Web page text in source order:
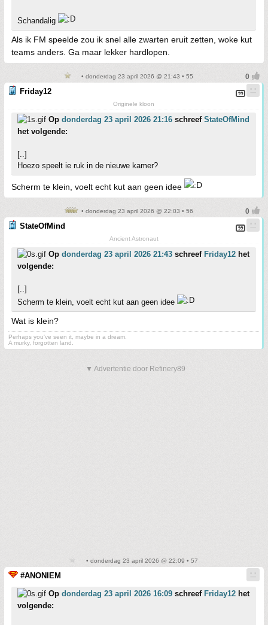
Schandalig
Als ik FM speelde zou ik snel alle zwarten eruit zetten, woke kut
teams anders. Ga maar lekker hardlopen.
• donderdag 23 april 2026 @ 21:43 • 55
Friday12
Originele kloon
Op donderdag 23 april 2026 21:16 schreef StateOfMind
het volgende:
[..]
Hoezo speelt ie ruk in de nieuwe kamer?
Scherm te klein, voelt echt kut aan geen idee
• donderdag 23 april 2026 @ 22:03 • 56
StateOfMind
Ancient Astronaut
Op donderdag 23 april 2026 21:43 schreef Friday12 het
volgende:
[..]
Scherm te klein, voelt echt kut aan geen idee
Wat is klein?
Perhaps you've seen it, maybe in a dream.
A murky, forgotten land.
▼ Advertentie door Refinery89
• donderdag 23 april 2026 @ 22:09 • 57
#ANONIEM
Op donderdag 23 april 2026 16:09 schreef Friday12 het
volgende: